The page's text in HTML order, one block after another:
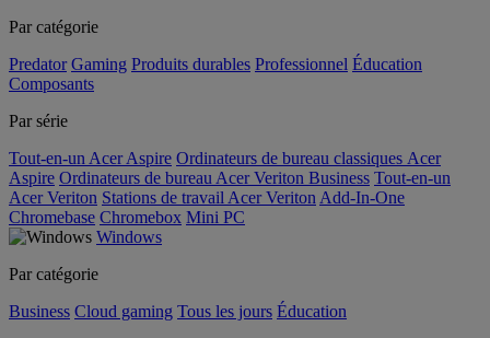
Par catégorie
Predator Gaming Produits durables Professionnel Éducation
Composants
Par série
Tout-en-un Acer Aspire Ordinateurs de bureau classiques Acer
Aspire Ordinateurs de bureau Acer Veriton Business Tout-en-un
Acer Veriton Stations de travail Acer Veriton Add-In-One
Chromebase Chromebox Mini PC
Windows
Par catégorie
Business Cloud gaming Tous les jours Éducation